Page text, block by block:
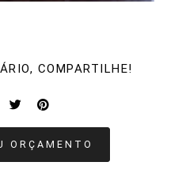
COMPARTILHE!
ORÇAMENTO